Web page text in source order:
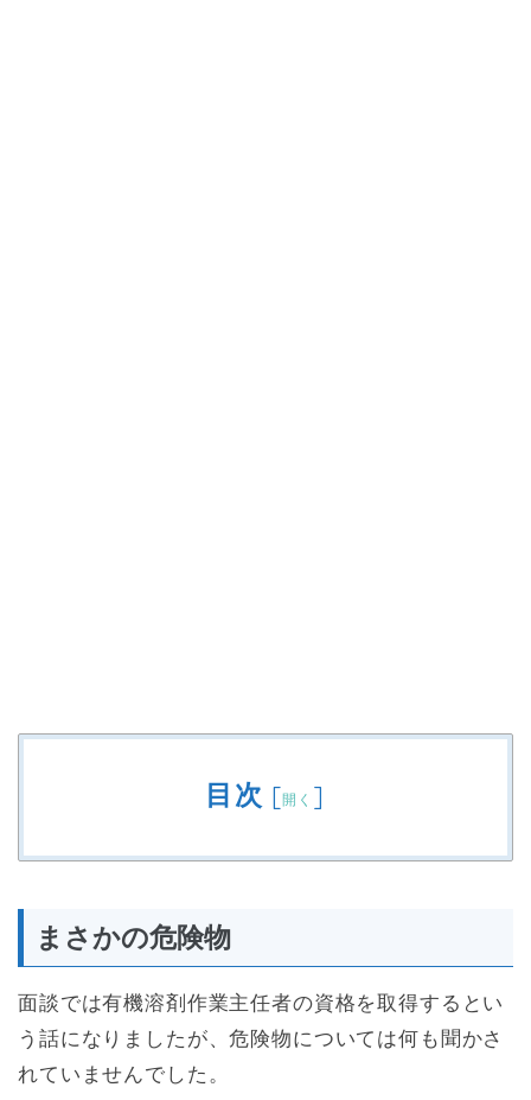
目次 [開く ]
まさかの危険物
面談では有機溶剤作業主任者の資格を取得するとい
う話になりましたが、危険物については何も聞かさ
れていませんでした。